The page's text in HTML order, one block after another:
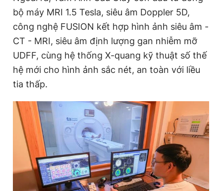
bộ máy MRI 1.5 Tesla, siêu âm Doppler 5D,
công nghệ FUSION kết hợp hình ảnh siêu âm -
CT - MRI, siêu âm định lượng gan nhiễm mỡ
UDFF, cùng hệ thống X-quang kỹ thuật số thế
hệ mới cho hình ảnh sắc nét, an toàn với liều
tia thấp.